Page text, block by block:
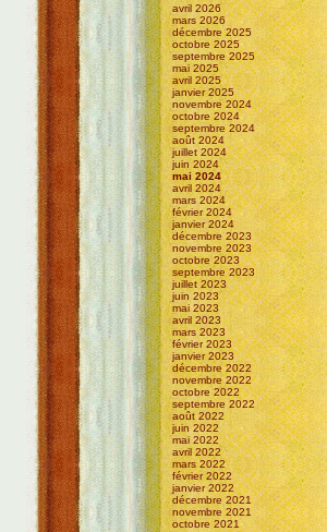
avril 2026
mars 2026
décembre 2025
octobre 2025
septembre 2025
mai 2025
avril 2025
janvier 2025
novembre 2024
octobre 2024
septembre 2024
août 2024
juillet 2024
juin 2024
mai 2024
avril 2024
mars 2024
février 2024
janvier 2024
décembre 2023
novembre 2023
octobre 2023
septembre 2023
juillet 2023
juin 2023
mai 2023
avril 2023
mars 2023
février 2023
janvier 2023
décembre 2022
novembre 2022
octobre 2022
septembre 2022
août 2022
juin 2022
mai 2022
avril 2022
mars 2022
février 2022
janvier 2022
décembre 2021
novembre 2021
octobre 2021